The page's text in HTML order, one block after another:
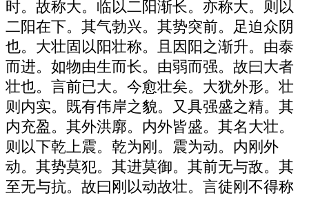
时。故称大。临以二阳渐长。亦称大。则以
二阳在下。其气勃兴。其势突前。足迫众阴
也。大壮固以阳壮称。且因阳之渐升。由泰
而进。如物由生而长。由弱而强。故曰大者
壮也。言前已大。今愈壮矣。大犹外形。壮
则内实。既有伟岸之貌。又具强盛之精。其
内充盈。其外洪廓。内外皆盛。其名大壮。
则以下乾上震。乾为刚。震为动。内刚外
动。其势莫犯。其进莫御。其前无与敌。其
至无与抗。故曰刚以动故壮。言徒刚不得称